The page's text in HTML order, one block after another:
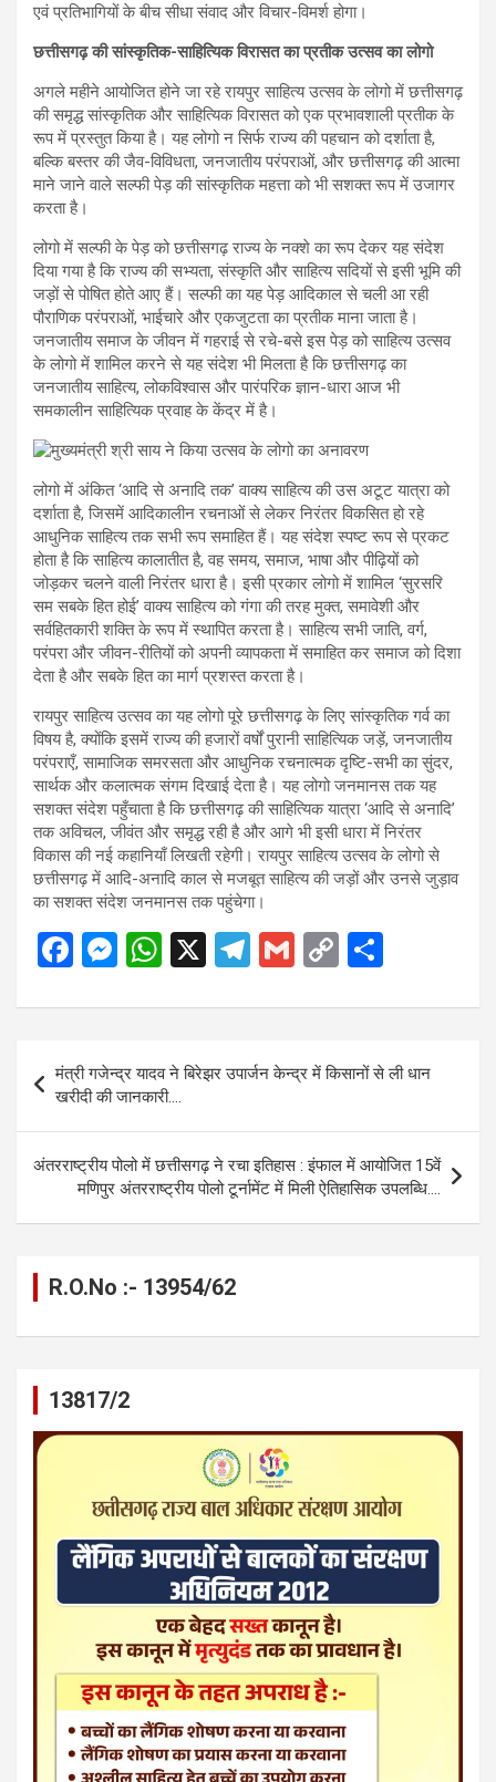
एवं प्रतिभागियों के बीच सीधा संवाद और विचार-विमर्श होगा।
छत्तीसगढ़ की सांस्कृतिक-साहित्यिक विरासत का प्रतीक उत्सव का लोगो
अगले महीने आयोजित होने जा रहे रायपुर साहित्य उत्सव के लोगो में छत्तीसगढ़
की समृद्ध सांस्कृतिक और साहित्यिक विरासत को एक प्रभावशाली प्रतीक के
रूप में प्रस्तुत किया है। यह लोगो न सिर्फ राज्य की पहचान को दर्शाता है,
बल्कि बस्तर की जैव-विविधता, जनजातीय परंपराओं, और छत्तीसगढ़ की आत्मा
माने जाने वाले सल्फी पेड़ की सांस्कृतिक महत्ता को भी सशक्त रूप में उजागर
करता है।
लोगो में सल्फी के पेड़ को छत्तीसगढ़ राज्य के नक्शे का रूप देकर यह संदेश
दिया गया है कि राज्य की सभ्यता, संस्कृति और साहित्य सदियों से इसी भूमि की
जड़ों से पोषित होते आए हैं। सल्फी का यह पेड़ आदिकाल से चली आ रही
पौराणिक परंपराओं, भाईचारे और एकजुटता का प्रतीक माना जाता है।
जनजातीय समाज के जीवन में गहराई से रचे-बसे इस पेड़ को साहित्य उत्सव
के लोगो में शामिल करने से यह संदेश भी मिलता है कि छत्तीसगढ़ का
जनजातीय साहित्य, लोकविश्वास और पारंपरिक ज्ञान-धारा आज भी
समकालीन साहित्यिक प्रवाह के केंद्र में है।
लोगो में अंकित ‘आदि से अनादि तक’ वाक्य साहित्य की उस अटूट यात्रा को
दर्शाता है, जिसमें आदिकालीन रचनाओं से लेकर निरंतर विकसित हो रहे
आधुनिक साहित्य तक सभी रूप समाहित हैं। यह संदेश स्पष्ट रूप से प्रकट
होता है कि साहित्य कालातीत है, वह समय, समाज, भाषा और पीढ़ियों को
जोड़कर चलने वाली निरंतर धारा है। इसी प्रकार लोगो में शामिल ‘सुरसरि
सम सबके हित होई’ वाक्य साहित्य को गंगा की तरह मुक्त, समावेशी और
सर्वहितकारी शक्ति के रूप में स्थापित करता है। साहित्य सभी जाति, वर्ग,
परंपरा और जीवन-रीतियों को अपनी व्यापकता में समाहित कर समाज को दिशा
देता है और सबके हित का मार्ग प्रशस्त करता है।
रायपुर साहित्य उत्सव का यह लोगो पूरे छत्तीसगढ़ के लिए सांस्कृतिक गर्व का
विषय है, क्योंकि इसमें राज्य की हजारों वर्षों पुरानी साहित्यिक जड़ें, जनजातीय
परंपराएँ, सामाजिक समरसता और आधुनिक रचनात्मक दृष्टि-सभी का सुंदर,
सार्थक और कलात्मक संगम दिखाई देता है। यह लोगो जनमानस तक यह
सशक्त संदेश पहुँचाता है कि छत्तीसगढ़ की साहित्यिक यात्रा ‘आदि से अनादि’
तक अविचल, जीवंत और समृद्ध रही है और आगे भी इसी धारा में निरंतर
विकास की नई कहानियाँ लिखती रहेगी। रायपुर साहित्य उत्सव के लोगो से
छत्तीसगढ़ में आदि-अनादि काल से मजबूत साहित्य की जड़ों और उनसे जुड़ाव
का सशक्त संदेश जनमानस तक पहुंचेगा।
F
ce
b
o
o
k
M
se
g
er
W
at
s
A
p
p
X
T
e
gr
a
m
G
ail
C
py
Li
n
k
ar
e
navigation
मंत्री गजेन्द्र यादव ने बिरेझर उपार्जन केन्द्र में किसानों से ली धान
खरीदी की जानकारी….
अंतरराष्ट्रीय पोलो में छत्तीसगढ़ ने रचा इतिहास : इंफाल में आयोजित 15वें
मणिपुर अंतरराष्ट्रीय पोलो टूर्नामेंट में मिली ऐतिहासिक उपलब्धि….
R.O.No :- 13954/62
13817/2